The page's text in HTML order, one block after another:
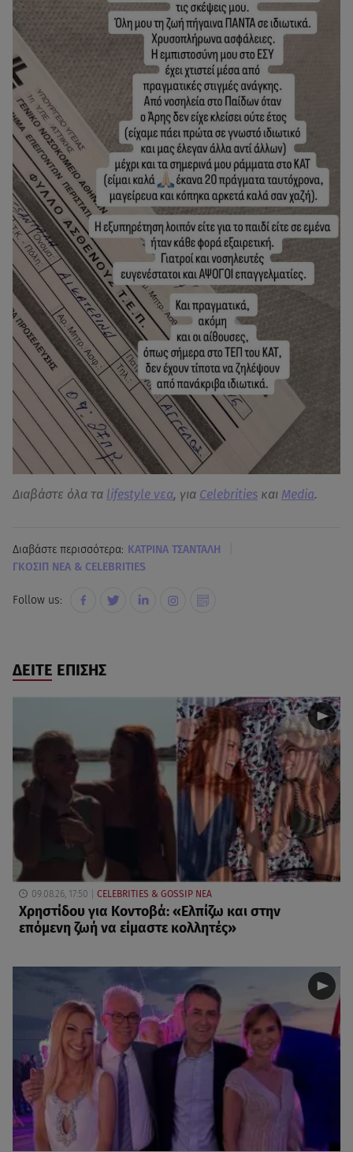
Διαβάστε όλα τα lifestyle νεα, για Celebrities και Media.
Διαβάστε περισσότερα: ΚΑΤΡΙΝΑ ΤΣΑΝΤΑΛΗ
ΓΚΟΣΙΠ ΝΕΑ & CELEBRITIES
Follow us:
ΔΕΙΤΕ ΕΠΙΣΗΣ
09.08.26, 17:50 CELEBRITIES & GOSSIP ΝΕΑ
Χρηστίδου για Κοντοβά: «Ελπίζω και στην
επόμενη ζωή να είμαστε κολλητές»